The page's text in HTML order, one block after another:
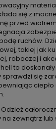
się z
przed
ruchów.
takiej jak
roboczej i
to
sprawdzi się
Odzież
zewnątrz lub